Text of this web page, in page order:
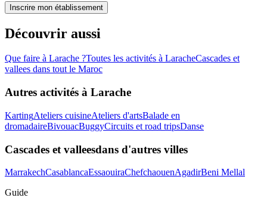
Inscrire mon établissement
Découvrir aussi
Que faire à Larache ?Toutes les activités à LaracheCascades et
vallees dans tout le Maroc
Autres activités à Larache
KartingAteliers cuisineAteliers d'artsBalade en
dromadaireBivouacBuggyCircuits et road tripsDanse
Cascades et valleesdans d'autres villes
MarrakechCasablancaEssaouiraChefchaouenAgadirBeni Mellal
Guide